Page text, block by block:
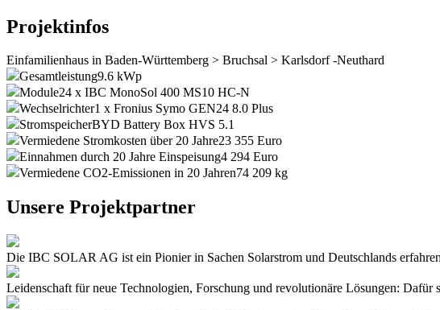
Projektinfos
Einfamilienhaus in Baden-Württemberg > Bruchsal > Karlsdorf -Neuthard
Gesamtleistung9.6 kWp
Module24 x IBC MonoSol 400 MS10 HC-N
Wechselrichter1 x Fronius Symo GEN24 8.0 Plus
StromspeicherBYD Battery Box HVS 5.1
Vermiedene Stromkosten über 20 Jahre23 355 Euro
Einnahmen durch 20 Jahre Einspeisung4 294 Euro
Vermiedene CO2-Emissionen in 20 Jahren74 209 kg
Unsere Projektpartner
Die IBC SOLAR AG ist ein Pionier in Sachen Solarstrom und Deutschlands
Leidenschaft für neue Technologien, Forschung und revolutionäre Lösungen: Dafür